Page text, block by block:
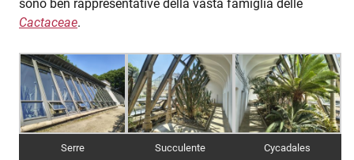
sono ben rappresentative della vasta famiglia delle
Cactaceae.
Serre Succulente Cycadales